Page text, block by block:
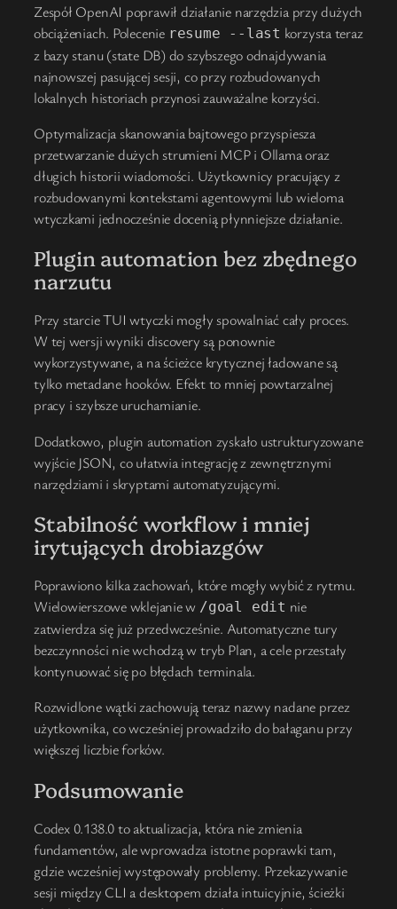
Zespół OpenAI poprawił działanie narzędzia przy dużych
obciążeniach. Polecenie resume --last korzysta teraz
z bazy stanu (state DB) do szybszego odnajdywania
najnowszej pasującej sesji, co przy rozbudowanych
lokalnych historiach przynosi zauważalne korzyści.
Optymalizacja skanowania bajtowego przyspiesza
przetwarzanie dużych strumieni MCP i Ollama oraz
długich historii wiadomości. Użytkownicy pracujący z
rozbudowanymi kontekstami agentowymi lub wieloma
wtyczkami jednocześnie docenią płynniejsze działanie.
Plugin automation bez zbędnego
narzutu
Przy starcie TUI wtyczki mogły spowalniać cały proces.
W tej wersji wyniki discovery są ponownie
wykorzystywane, a na ścieżce krytycznej ładowane są
tylko metadane hooków. Efekt to mniej powtarzalnej
pracy i szybsze uruchamianie.
Dodatkowo, plugin automation zyskało ustrukturyzowane
wyjście JSON, co ułatwia integrację z zewnętrznymi
narzędziami i skryptami automatyzującymi.
Stabilność workflow i mniej
irytujących drobiazgów
Poprawiono kilka zachowań, które mogły wybić z rytmu.
Wielowierszowe wklejanie w /goal edit nie
zatwierdza się już przedwcześnie. Automatyczne tury
bezczynności nie wchodzą w tryb Plan, a cele przestały
kontynuować się po błędach terminala.
Rozwidlone wątki zachowują teraz nazwy nadane przez
użytkownika, co wcześniej prowadziło do bałaganu przy
większej liczbie forków.
Podsumowanie
Codex 0.138.0 to aktualizacja, która nie zmienia
fundamentów, ale wprowadza istotne poprawki tam,
gdzie wcześniej występowały problemy. Przekazywanie
sesji między CLI a desktopem działa intuicyjnie, ścieżki